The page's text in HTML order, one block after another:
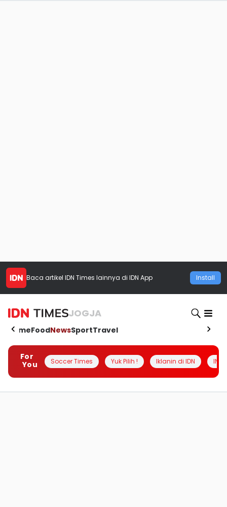
Baca artikel IDN Times lainnya di IDN App Install
JOGJA
HomeFoodNewsSportTravel
For
You
Soccer Times Yuk Pilih ! Iklanin di IDN